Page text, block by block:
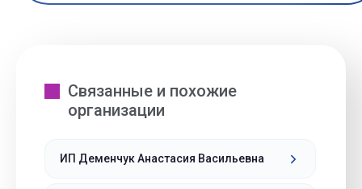
Связанные и похожие
организации
ИП Деменчук Анастасия Васильевна